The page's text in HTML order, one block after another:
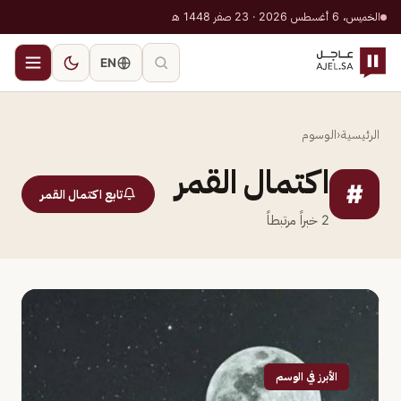
الخميس، 6 أغسطس 2026 · 23 صفر 1448 هـ
EN
الرئيسية‹الوسوم
# اكتمال القمر
2 خبراً مرتبطاً
تابع اكتمال القمر
الأبرز في الوسم